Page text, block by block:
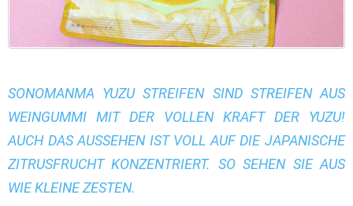
SONOMANMA YUZU STREIFEN SIND STREIFEN AUS
WEINGUMMI MIT DER VOLLEN KRAFT DER YUZU!
AUCH DAS AUSSEHEN IST VOLL AUF DIE JAPANISCHE
ZITRUSFRUCHT KONZENTRIERT. SO SEHEN SIE AUS
WIE KLEINE ZESTEN.